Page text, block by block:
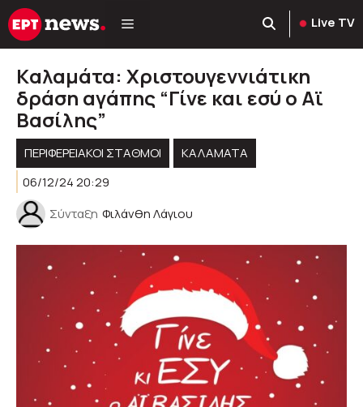
Μετάβαση
σε
Live TV
Kαλαμάτα: Χριστουγεννιάτικη
δράση αγάπης “Γίνε και εσύ ο Αϊ
Βασίλης”
ΠΕΡΙΦΕΡΕΙΑΚΟΊ ΣΤΑΘΜΟΊ
ΚΑΛΑΜΑΤΑ
06/12/24 20:29
Σύνταξη Φιλάνθη Λάγιου